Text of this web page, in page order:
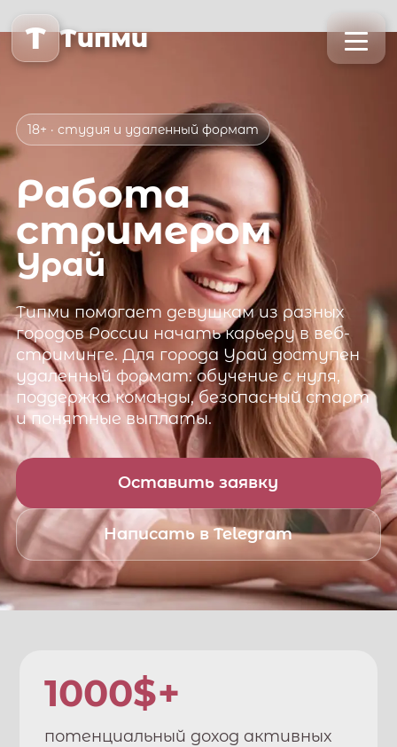
T Типми
18+ · студия и удаленный формат
Работа
стримером
Урай
Типмипомогает девушкам из разных
городов России начать карьеру в веб-
стриминге. Для города Урай доступен
удаленный формат: обучение с нуля,
поддержка команды, безопасный старт
и понятные выплаты.
Оставить заявку
Написать в Telegram
1000$+
потенциальный доход активных